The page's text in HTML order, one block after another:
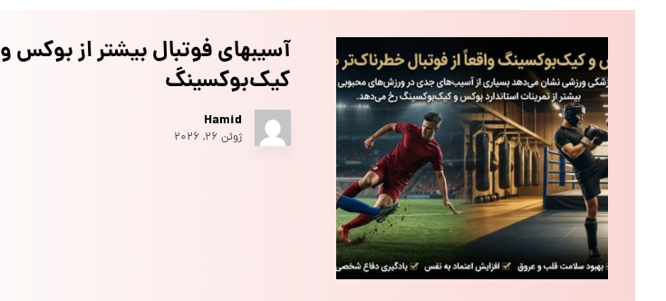
آسیبهای فوتبال بیشتر از بوکس و
کیک‌بوکسینگ
Hamid
ژوئن ۲۶, ۲۰۲۶